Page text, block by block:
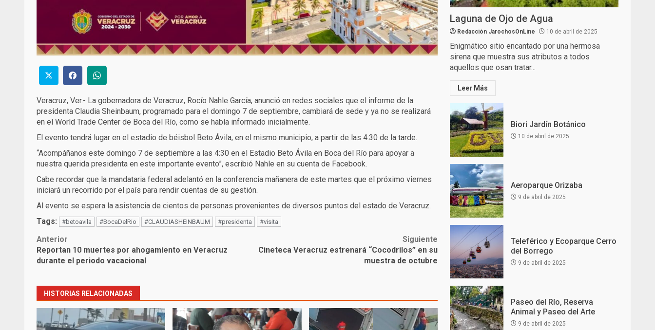
Veracruz, Ver.- La gobernadora de Veracruz, Rocío Nahle García, anunció en redes sociales que el informe de la
presidenta Claudia Sheinbaum, programado para el domingo 7 de septiembre, cambiará de sede y ya no se realizará
en el World Trade Center de Boca del Río, como se había informado inicialmente.
El evento tendrá lugar en el estadio de béisbol Beto Ávila, en el mismo municipio, a partir de las 4:30 de la tarde.
“Acompáñanos este domingo 7 de septiembre a las 4:30 en el Estadio Beto Ávila en Boca del Río para apoyar a
nuestra querida presidenta en este importante evento”, escribió Nahle en su cuenta de Facebook.
Cabe recordar que la mandataria federal adelantó en la conferencia mañanera de este martes que el próximo viernes
iniciará un recorrido por el país para rendir cuentas de su gestión.
Al evento se espera la asistencia de cientos de personas provenientes de diversos puntos del estado de Veracruz.
Tags:
#betoavila #BocaDelRio #CLAUDIASHEINBAUM #presidenta #visita
Post
navigation
Anterior
Reportan 10 muertes por ahogamiento en Veracruz
durante el periodo vacacional
Siguiente
Cineteca Veracruz estrenará “Cocodrilos” en su
muestra de octubre
HISTORIAS RELACIONADAS
Laguna de Ojo de Agua
Redacción JarochosOnLine 10 de abril de 2025
Enigmático sitio encantado por una hermosa
sirena que muestra sus atributos a todos
aquellos que osan tratar...
Leer Más
Biori Jardín Botánico
10 de abril de 2025
Aeroparque Orizaba
9 de abril de 2025
Teleférico y Ecoparque Cerro
del Borrego
9 de abril de 2025
Paseo del Río, Reserva
Animal y Paseo del Arte
9 de abril de 2025